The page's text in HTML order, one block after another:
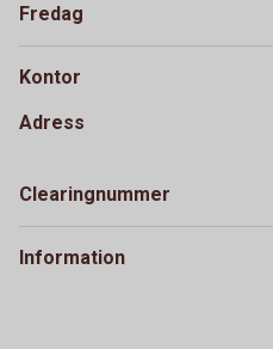
Fredag
Kontor
Adress
Clearingnummer
Information